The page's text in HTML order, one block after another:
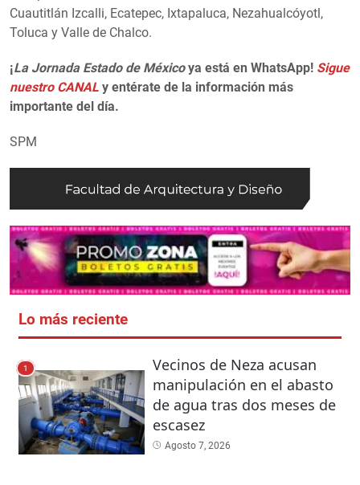
Cuautitlán Izcalli, Ecatepec, Ixtapaluca, Nezahualcóyotl,
Toluca y Valle de Chalco.
¡La Jornada Estado de Méxicoya está en WhatsApp! Sigue
nuestro CANAL y entérate de la información más
importante del día.
SPM
Lo más reciente
1
Vecinos de Neza acusan
manipulación en el abasto
de agua tras dos meses de
escasez
Agosto 7, 2026